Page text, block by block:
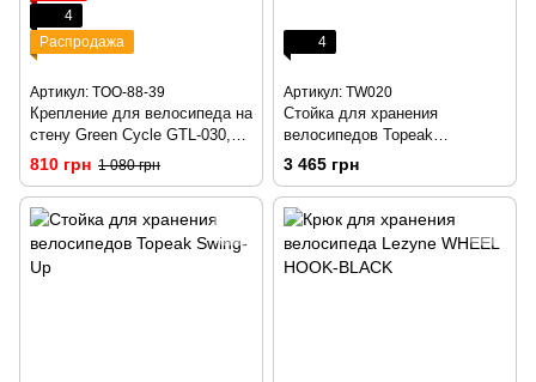
4
Распродажа
Артикул: TOO-88-39
Крепление для велосипеда на
стену Green Cycle GTL-030,
складное
810 грн 1 080 грн
4
Артикул: TW020
Стойка для хранения
велосипедов Topeak
Flashstand MX
3 465 грн